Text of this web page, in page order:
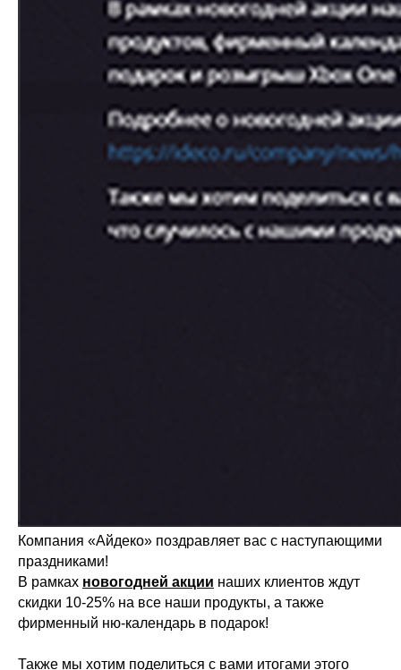
Компания «Айдеко» поздравляет вас с наступающими
праздниками!
В рамках новогодней акции наших клиентов ждут
скидки 10-25% на все наши продукты, а также
фирменный ню-календарь в подарок!
Также мы хотим поделиться с вами итогами этого